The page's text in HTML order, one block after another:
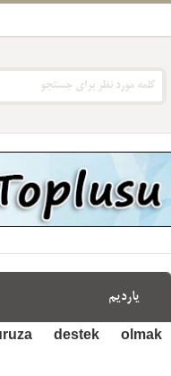
یاردیم
destek olmak